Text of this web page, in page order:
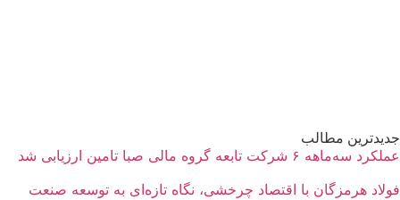
جدیدترین مطالب
عملکرد سه‌ماهه ۶ شرکت‌ تابعه گروه مالی صبا تامین ارزیابی شد
فولاد هرمزگان با اقتصاد چرخشی، نگاه تازه‌ای به توسعه صنعت